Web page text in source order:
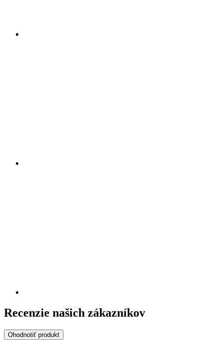
Recenzie našich zákazníkov
Ohodnotiť produkt